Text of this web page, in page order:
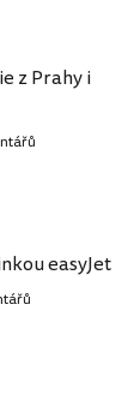
z Prahy i
easyJet